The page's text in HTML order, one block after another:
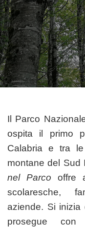
Il Parco
ospita il primo
Calabria e tra le
montane del Sud
nel Parco offre
scolaresche,
aziende. Si inizia
prosegue